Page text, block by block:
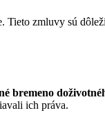
zmluvy sú
bremeno
ich práva.